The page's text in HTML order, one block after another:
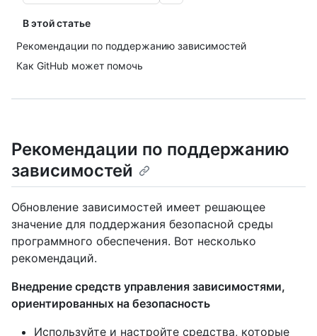
В этой статье
Рекомендации по поддержанию зависимостей
Как GitHub может помочь
Рекомендации по поддержанию
зависимостей
Обновление зависимостей имеет решающее
значение для поддержания безопасной среды
программного обеспечения. Вот несколько
рекомендаций.
Внедрение средств управления зависимостями,
ориентированных на безопасность
Используйте и настройте средства, которые